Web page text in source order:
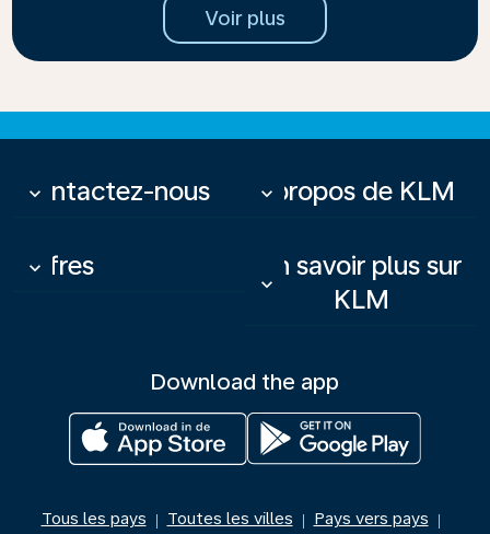
Voir plus
Contactez-nous
keyboard_arrow_down À propos de KLM
keyboard_arrow_down
Offres
keyboard_arrow_down
En savoir plus sur
KLM
keyboard_arrow_down
Download the app
Tous les pays | Toutes les villes | Pays vers pays |